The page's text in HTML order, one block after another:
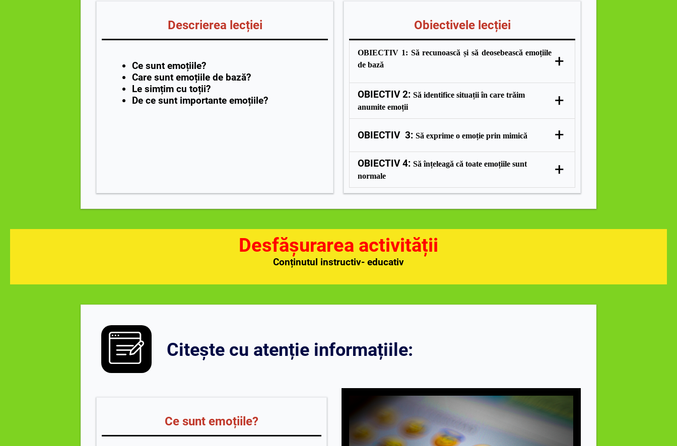
Descrierea lecției
Ce sunt emoțiile?
Care sunt emoțiile de bază?
Le simțim cu toții?
De ce sunt importante emoțiile?
Obiectivele lecției
OBIECTIV 1: Să recunoască și să deosebească emoțiile
de bază
+
OBIECTIV 2: Să identifice situații în care trăim
anumite emoții
+
Scrie un conținut...
OBIECTIV 3: Să exprime o emoție prin mimică +
Scrie un conținut...
OBIECTIV 4: Să înțeleagă că toate emoțiile sunt
normale
+
Desfășurarea activității
Conținutul instructiv- educativ
Citește cu atenție informațiile:
Ce sunt emoțiile?